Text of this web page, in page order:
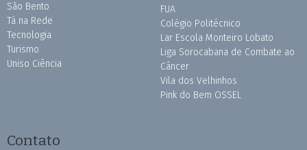
São Bento
Tá na Rede
Tecnologia
Turismo
Uniso Ciência
FUA
Colégio Politécnico
Lar Escola Monteiro Lobato
Liga Sorocabana de Combate ao
Câncer
Vila dos Velhinhos
Pink do Bem OSSEL
Contato